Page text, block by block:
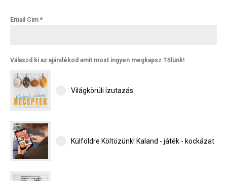
Email Cím *
Válaszd ki az ajándékod amit most ingyen megkapsz Tőlünk!
Világkörüli ízutazás
Külföldre Költözünk! Kaland - játék - kockázat